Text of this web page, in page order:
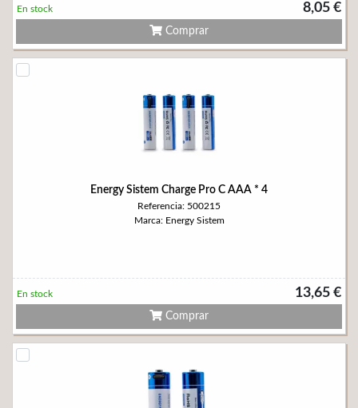
8,05 €
En stock
Comprar
Energy Sistem Charge Pro C AAA * 4
Referencia: 500215
Marca: Energy Sistem
13,65 €
En stock
Comprar